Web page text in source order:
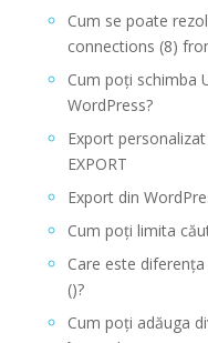
Cum se poate
connections (8)
Cum poți schimba
WordPress?
Export
EXPORT
Export din
Cum poți limita
Care este
()?
Cum poți adăuga